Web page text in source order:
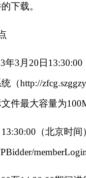
下载。
3月20日
（http://
件最大容量为
（北京时